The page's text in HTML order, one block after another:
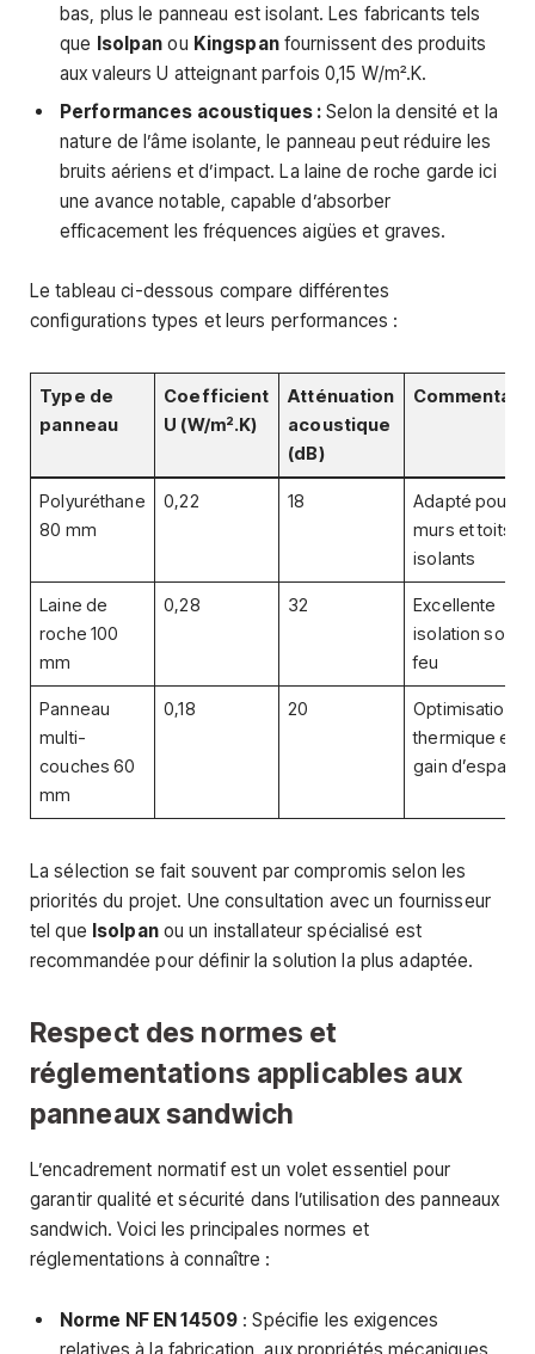
bas, plus le panneau est isolant. Les fabricants tels
que Isolpan ou Kingspanfournissent des produits
aux valeurs U atteignant parfois 0,15 W/m².K.
Performances acoustiques : Selon la densité et la
nature de l’âme isolante, le panneau peut réduire les
bruits aériens et d’impact. La laine de roche garde ici
une avance notable, capable d’absorber
efficacement les fréquences aigües et graves.
Le tableau ci-dessous compare différentes
configurations types et leurs performances :
Type de
panneau
Coefficient
U (W/m².K)
Atténuation
acoustique
(dB)
Polyuréthane
80 mm
0,22 18
Adapté pour
murs et toits
isolants
Laine de
roche 100
mm
0,28 32
Excellente
isolation
feu
Panneau
multi-
couches 60
mm
0,18 20
Optimisation
thermique et
gain d’espace
La sélection se fait souvent par compromis selon les
priorités du projet. Une consultation avec un fournisseur
tel que Isolpanou un installateur spécialisé est
recommandée pour définir la solution la plus adaptée.
Respect des normes et
réglementations applicables aux
panneaux sandwich
L’encadrement normatif est un volet essentiel pour
garantir qualité et sécurité dans l’utilisation des panneaux
sandwich. Voici les principales normes et
réglementations à connaître :
Norme NF EN 14509 : Spécifie les exigences
relatives à la fabrication, aux propriétés mécaniques